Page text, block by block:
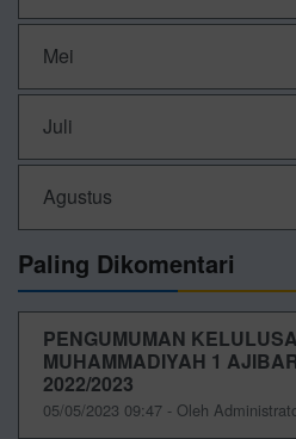
Mei
Juli
Agustus
Paling Dikomentari
PENGUMUMAN
MUHAMMADIYAH 1
2022/2023
05/05/2023 09:47 - Oleh